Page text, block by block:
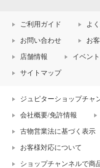
ご利用ガイド よ
お問い合わせ お
店舗情報 イベン
サイトマップ
ジュピターショップチャ
会社概要/免許情報
古物営業法に基づく表示
お客様対応について
ショップチャンネルで商